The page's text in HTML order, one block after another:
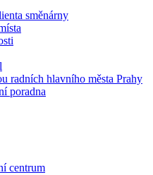
směnárny
radních hlavního města Prahy
poradna
centrum